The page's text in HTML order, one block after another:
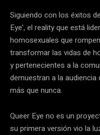
Siguiendo con los éxitos
Eye’, el reality que está
homosexuales que
transformar las vidas de
y pertenecientes a la
demuestran a la
más que nunca.
Queer Eye no es un
su primera versión vio la